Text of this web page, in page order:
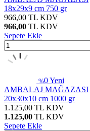
18x29x9 cm 750 gr
966,00 TL KDV
966,00 TL KDV
Sepete Ekle
%0Yeni
AMBALAJ MAĞAZASI
20x30x10 cm 1000 gr
1.125,00 TL KDV
1.125,00 TL KDV
Sepete Ekle